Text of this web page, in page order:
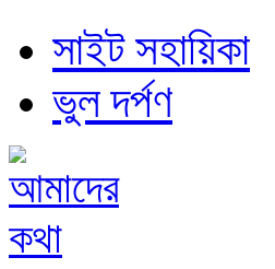
সাইট সহায়িকা
ভুল দর্পণ